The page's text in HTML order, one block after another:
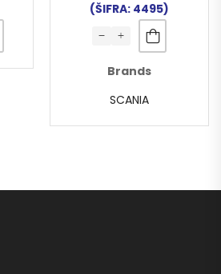
(ŠIFRA: 4495)
Brands
SCANIA